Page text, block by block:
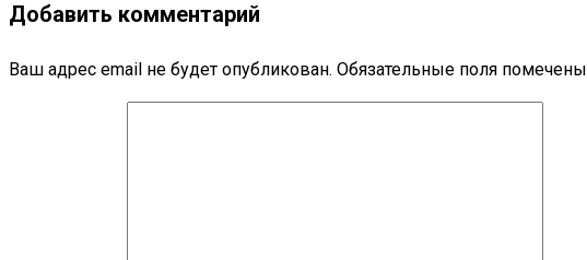
Добавить комментарий
Ваш адрес email не будет опубликован. Обязательные поля помечены